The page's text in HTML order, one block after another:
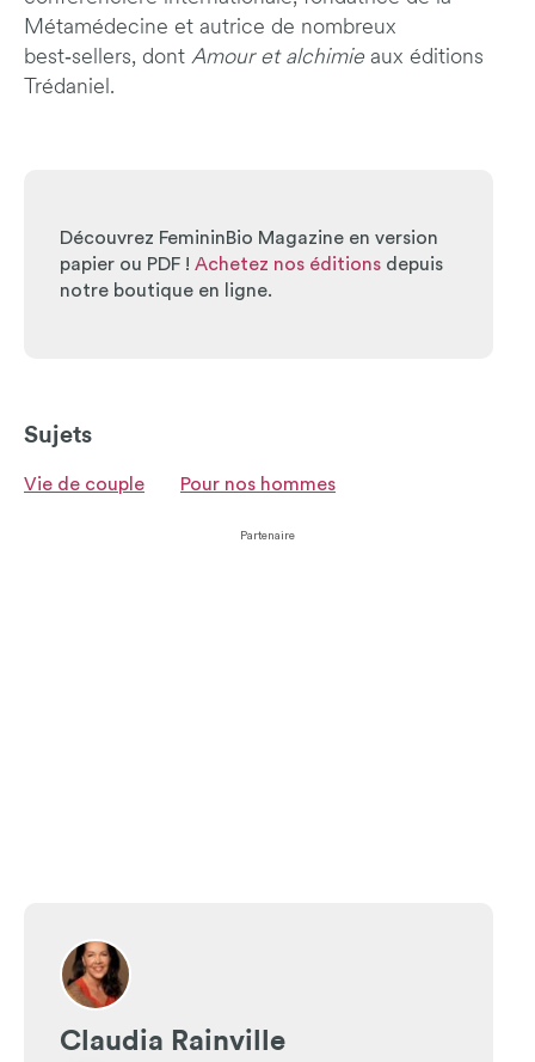
Métamédecine et autrice de nombreux
best‑sellers, dont Amour et alchimie aux éditions
Trédaniel.
Découvrez FemininBio Magazine en version
papier ou PDF ! Achetez nos éditions depuis
notre boutique en ligne.
Sujets
Vie de couple Pour nos hommes
Partenaire
Claudia Rainville